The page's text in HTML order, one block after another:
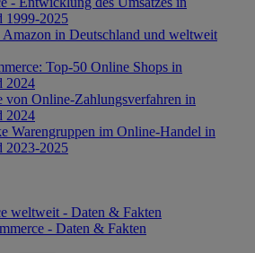
1999-2025
Amazon in Deutschland und weltweit
Top-50 Online Shops in
2024
von Online-Zahlungsverfahren in
2024
Warengruppen im Online-Handel in
2023-2025
weltweit - Daten & Fakten
- Daten & Fakten